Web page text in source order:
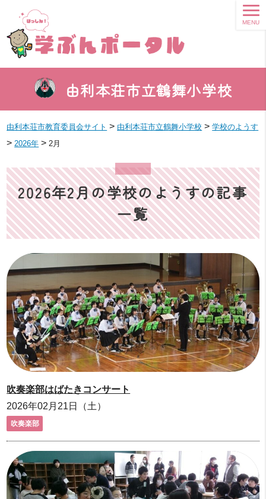
由利本荘市立鶴舞小学校
MENU
由利本荘市教育委員会サイト > 由利本荘市立鶴舞小学校 >学校のようす
> 2026年 > 2月
2026年2月の学校のようすの記事
一覧
吹奏楽部はばたきコンサート
2026年02月21日（土）
吹奏楽部